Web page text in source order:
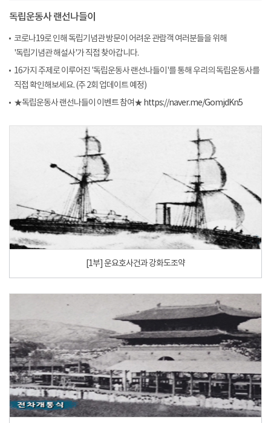
독립운동사 랜선나들이
코로나19로 인해 독립기념관 방문이 어려운 관람객 여러분들을 위해
'독립기념관 해설사'가 직접 찾아갑니다.
16가지 주제로 이루어진 '독립운동사 랜선나들이'를 통해 우리의 독립운동사를
직접 확인해보세요. (주 2회 업데이트 예정)
★독립운동사 랜선나들이 이벤트 참여★ https://naver.me/GomjdKn5
[1부] 운요호사건과 강화도조약